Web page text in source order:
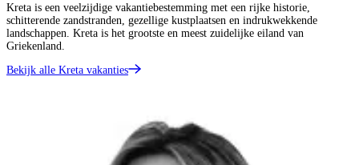
Kreta is een veelzijdige vakantiebestemming met een rijke historie,
schitterende zandstranden, gezellige kustplaatsen en indrukwekkende
landschappen. Kreta is het grootste en meest zuidelijke eiland van
Griekenland.
Bekijk alle Kreta vakanties